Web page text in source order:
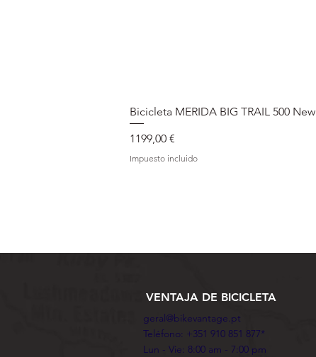
Bicicleta MERIDA BIG TRAIL 500 New
Precio
1199,00 €
Impuesto incluido
VENTAJA DE BICICLETA
geral@bikevantage.pt
Teléfono: +351 910 851 877*
Lun - Vie: 8:00 am - 7:00 pm